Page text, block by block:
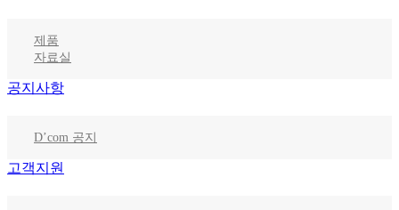
제품
자료실
공지사항
D’com 공지
고객지원